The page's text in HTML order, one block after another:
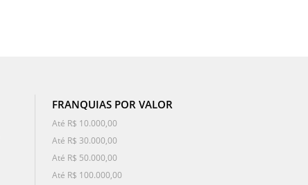
FRANQUIAS POR VALOR
Até R$ 10.000,00
Até R$ 30.000,00
Até R$ 50.000,00
Até R$ 100.000,00